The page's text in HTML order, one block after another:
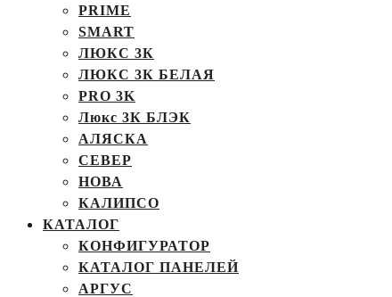
PRIME
SMART
ЛЮКС 3К
ЛЮКС 3К БЕЛАЯ
PRO 3K
Люкс 3К БЛЭК
АЛЯСКА
СЕВЕР
НОВА
КАЛИПСО
КАТАЛОГ
КОНФИГУРАТОР
КАТАЛОГ ПАНЕЛЕЙ
АРГУС